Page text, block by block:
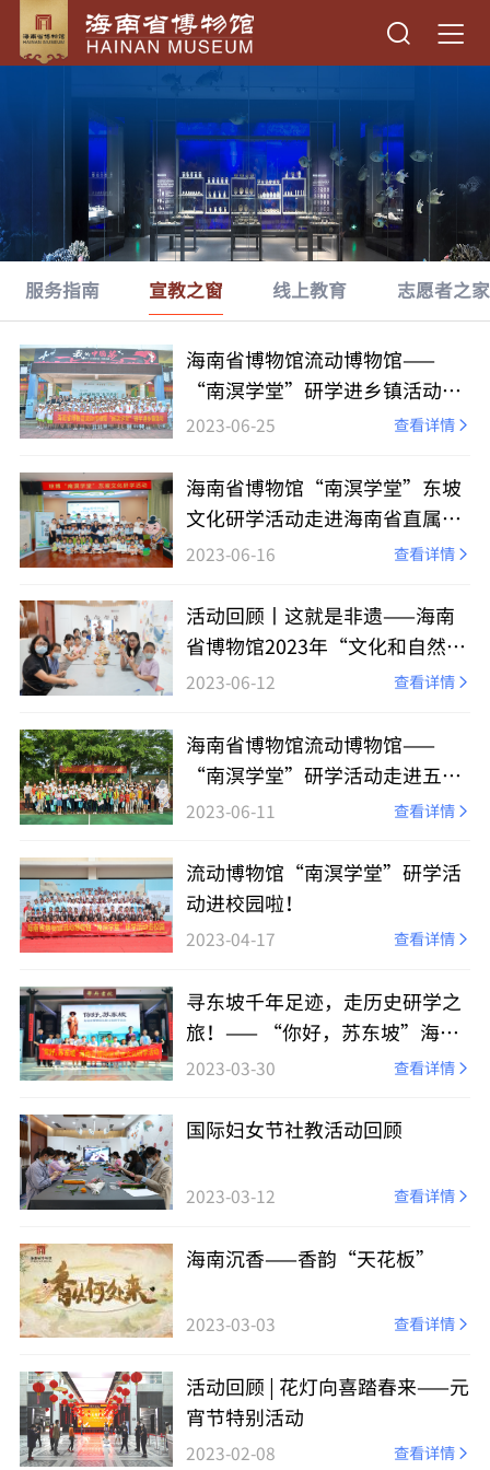
服务指南 宣教之窗 线上教育 志愿者之家
海南省博物馆流动博物馆——
“南溟学堂”研学进乡镇活动圆
满收官
2023-06-25 查看详情
海南省博物馆“南溟学堂”东坡
文化研学活动走进海南省直属机
关第二幼儿园
2023-06-16 查看详情
活动回顾丨这就是非遗——海南
省博物馆2023年“文化和自然遗
产日”活动
2023-06-12 查看详情
海南省博物馆流动博物馆——
“南溟学堂”研学活动走进五指
山
2023-06-11 查看详情
流动博物馆“南溟学堂”研学活
动进校园啦！
2023-04-17 查看详情
寻东坡千年足迹，走历史研学之
旅！—— “你好，苏东坡”海南
省博物馆东坡文化研学活动圆满
2023-03-30 查看详情
国际妇女节社教活动回顾
2023-03-12 查看详情
海南沉香——香韵“天花板”
2023-03-03 查看详情
活动回顾 | 花灯向喜踏春来——元
宵节特别活动
2023-02-08 查看详情